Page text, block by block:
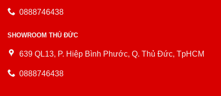
0888746438
SHOWROOM THỦ ĐỨC
639 QL13, P. Hiệp Bình Phước, Q. Thủ Đức, TpHCM
0888746438